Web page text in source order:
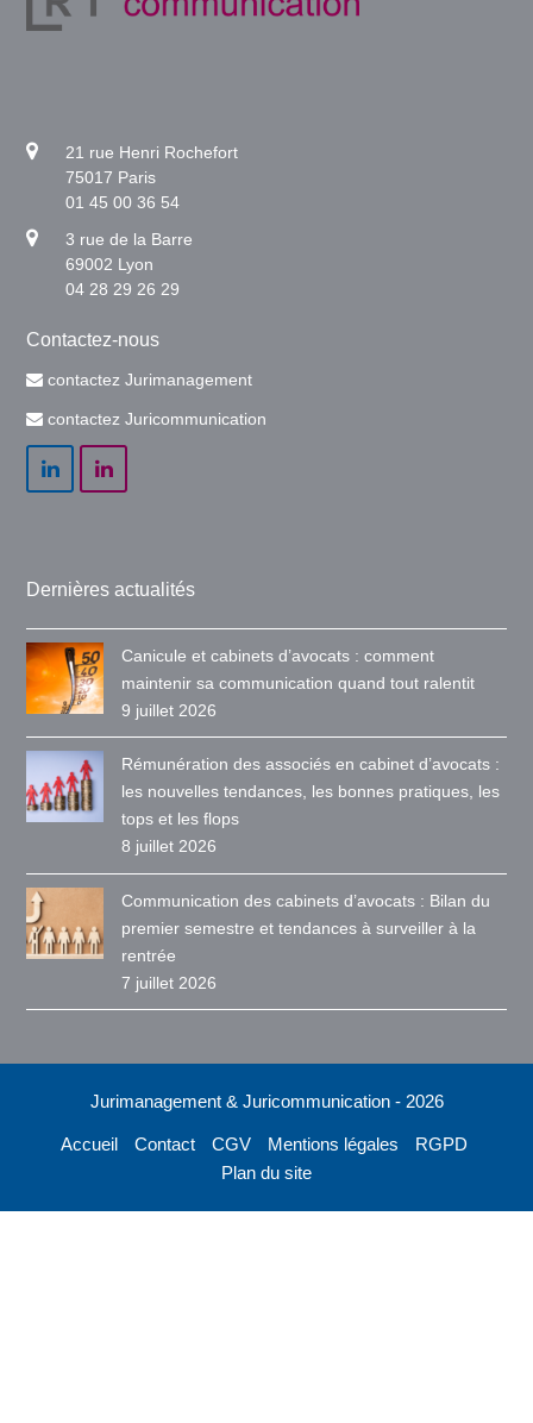
21 rue Henri Rochefort
75017 Paris
01 45 00 36 54
3 rue de la Barre
69002 Lyon
04 28 29 26 29
Contactez-nous
contactez Jurimanagement
contactez Juricommunication
LinkedInLinkedIn
Dernières actualités
Canicule et cabinets d’avocats : comment
maintenir sa communication quand tout ralentit
9 juillet 2026
Rémunération des associés en cabinet d’avocats :
les nouvelles tendances, les bonnes pratiques, les
tops et les flops
8 juillet 2026
Communication des cabinets d’avocats : Bilan du
premier semestre et tendances à surveiller à la
rentrée
7 juillet 2026
Jurimanagement & Juricommunication - 2026
Accueil Contact CGV Mentions légales
RGPD
Plan du site